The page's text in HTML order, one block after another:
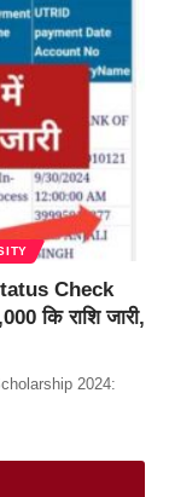
Check
कि राशि जारी,
2024: